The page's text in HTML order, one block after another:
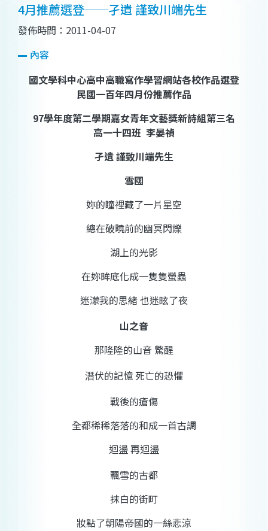
4月推薦選登──孑遺 謹致川端先生
發佈時間：2011-04-07
內容
國文學科中心高中高職寫作學習網站各校作品選登
民國一百年四月份推薦作品
97學年度第二學期嘉女青年文藝獎新詩組第三名
高一十四班 李晏禎
孑遺謹致川端先生
雪國
妳的瞳裡藏了一片星空
總在破曉前的幽冥閃爍
湖上的光影
在妳眸底化成一隻隻螢蟲
迷濛我的思緒也迷眩了夜
山之音
那隆隆的山音驚醒
潛伏的記憶 死亡的恐懼
戰後的瘡傷
全都稀稀落落的和成一首古調
迴盪再迴盪
飄雪的古都
抹白的街町
妝點了朝陽帝國的一絲悲涼